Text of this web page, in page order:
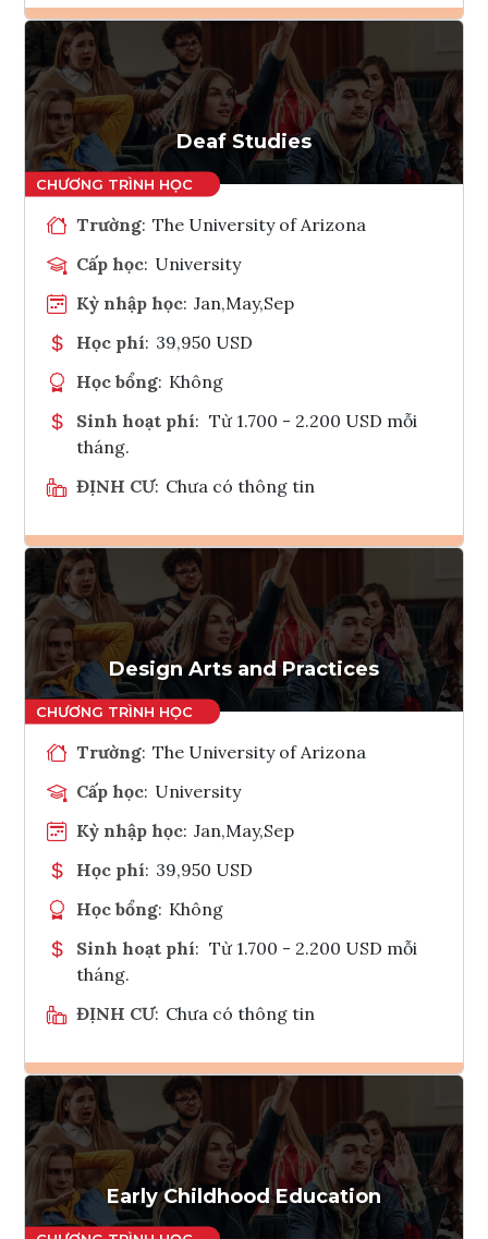
Ghi danh
Tham vấn Interlink
Deaf Studies
Trường: The University of Arizona
Cấp học: University
Kỳ nhập học: Jan,May,Sep
Học phí: 39,950 USD
Học bổng: Không
Sinh hoạt phí: Từ 1.700 - 2.200 USD mỗi
tháng.
ĐỊNH CƯ: Chưa có thông tin
Ghi danh
Tham vấn Interlink
Design Arts and Practices
Trường: The University of Arizona
Cấp học: University
Kỳ nhập học: Jan,May,Sep
Học phí: 39,950 USD
Học bổng: Không
Sinh hoạt phí: Từ 1.700 - 2.200 USD mỗi
tháng.
ĐỊNH CƯ: Chưa có thông tin
Ghi danh
Tham vấn Interlink
Early Childhood Education